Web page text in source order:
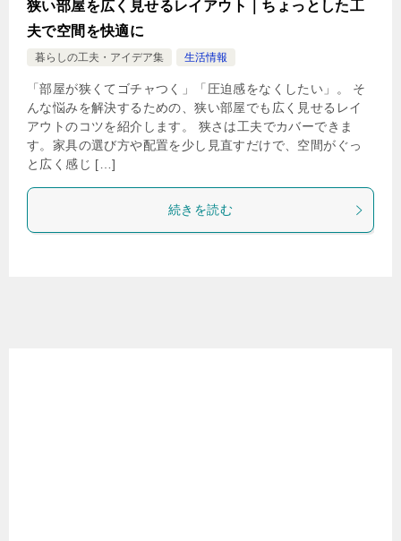
狭い部屋を広く見せるレイアウト｜ちょっとした工
夫で空間を快適に
暮らしの工夫・アイデア集 生活情報
「部屋が狭くてゴチャつく」「圧迫感をなくしたい」。 そ
んな悩みを解決するための、狭い部屋でも広く見せるレイ
アウトのコツを紹介します。 狭さは工夫でカバーできま
す。家具の選び方や配置を少し見直すだけで、空間がぐっ
と広く感じ […]
続きを読む